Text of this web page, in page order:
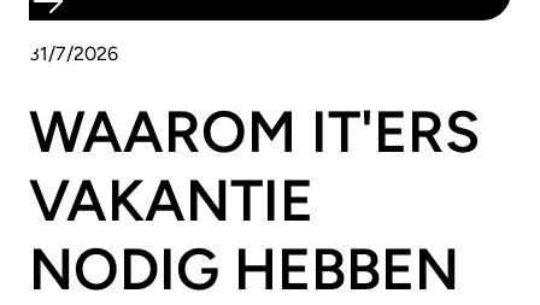
31/7/2026
WAAROM IT'ERS
VAKANTIE
NODIG HEBBEN